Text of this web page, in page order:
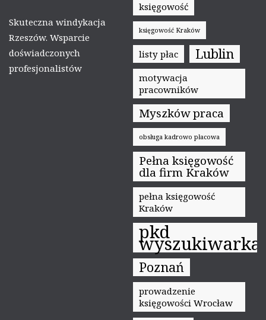
Skuteczna windykacja
Rzeszów. Wsparcie
doświadczonych
profesjonalistów
księgowość
księgowość Kraków
listy płac Lublin
motywacja
pracowników
Myszków praca
obsługa kadrowo płacowa
Pełna księgowość
dla firm Kraków
pełna księgowość
Kraków
pkd
wyszukiwarka
Poznań
prowadzenie
księgowości Wrocław